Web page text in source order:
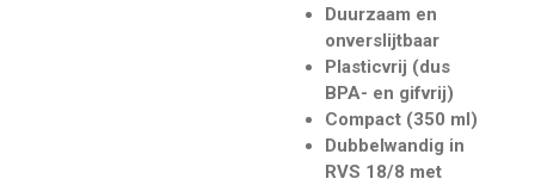
Duurzaam en
onverslijtbaar
Plasticvrij (dus
BPA- en gifvrij)
Compact (350 ml)
Dubbelwandig in
RVS 18/8 met